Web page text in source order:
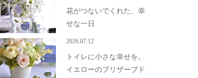
花がつないでくれた、幸
せな一日
2026.07.12
トイレに小さな幸せを。
イエローのプリザーブド